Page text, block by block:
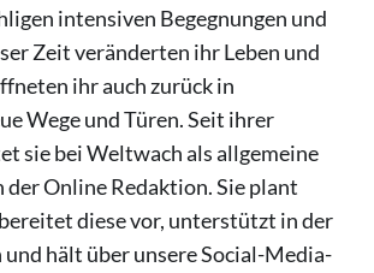
intensiven Begegnungen und
Zeit veränderten ihr Leben und
ihr auch zurück in
Wege und Türen. Seit ihrer
sie bei Weltwach als allgemeine
Online Redaktion. Sie plant
diese vor, unterstützt in der
hält über unsere Social-Media-